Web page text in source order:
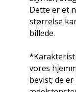
Dette er et
størrelse
billede.
vores
bevist; de